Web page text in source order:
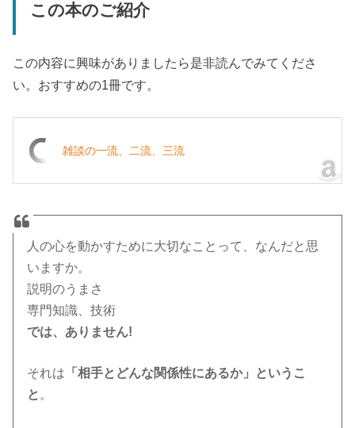
この本のご紹介
この内容に興味がありましたら是非読んでみてくださ
い。おすすめの1冊です。
雑談の一流、二流、三流
人の心を動かすために大切なことって、なんだと思
いますか。
説明のうまさ
専門知識、技術
では、ありません!
それは 「相手とどんな関係性にあるか」というこ
と 。